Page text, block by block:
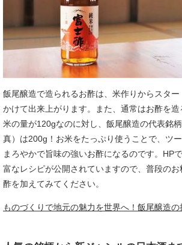
飯尾醸造で造られるお酢は、米作りからスタ
かけて出来上がります。また、通常はお酢を
米の量が120gなのに対し、飯尾醸造の代表銘
真）は200g！お米をたっぷり使うことで、ツー
まろやかで旨味の強いお酢になるのです。HP
富なレシピが公開されていますので、普段の
酢を加えてみてください。
ものづくりで地元の魅力を世界へ！飯尾醸造